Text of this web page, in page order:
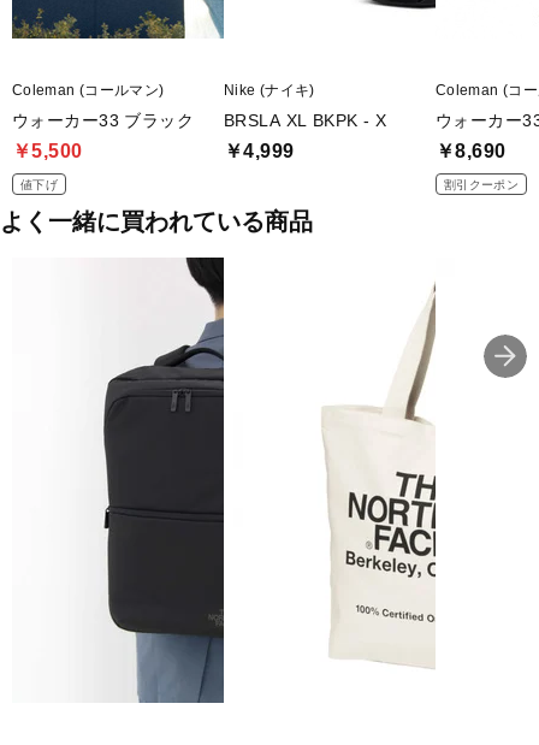
Coleman (コールマン)
ウォーカー33 ブラック
￥5,500
値下げ
Nike (ナイキ)
BRSLA XL BKPK - X
￥4,999
Coleman (コ
ウォーカー
￥8,690
割引クーポン
よく一緒に買われている商品